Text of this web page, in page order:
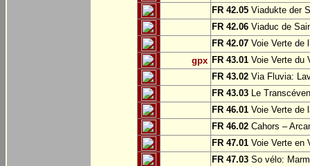
FR 42.05 Viadukte der
FR 42.06 Viaduc de
FR 42.07 Voie Verte de
gpx FR 43.01 Voie Verte du
FR 43.02 Via Fluvia:
FR 43.03 Le
FR 46.01 Voie Verte de
FR 46.02 Cahors –
FR 47.01 Voie Verte en
FR 47.03 So vélo: